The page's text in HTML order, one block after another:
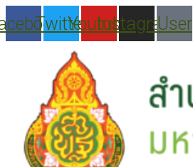
to
content
TwitterYoutube
Instagram
User